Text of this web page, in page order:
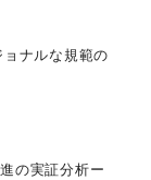
ナルな規範の
の実証分析ー